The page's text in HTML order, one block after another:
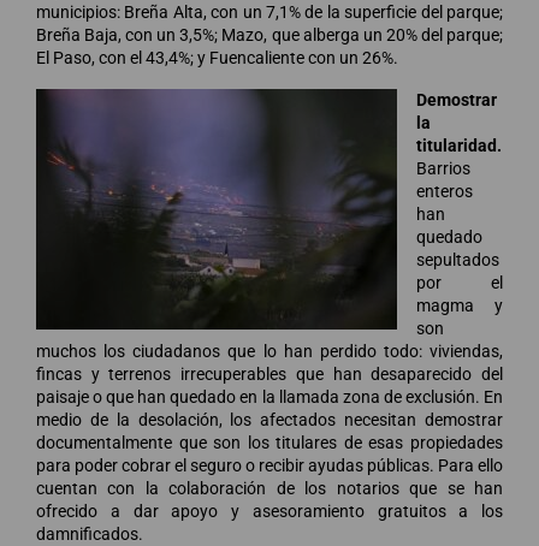
municipios: Breña Alta, con un 7,1% de la superficie del parque;
Breña Baja, con un 3,5%; Mazo, que alberga un 20% del parque;
El Paso, con el 43,4%; y Fuencaliente con un 26%.
Demostrar
la
titularidad.
Barrios
enteros
han
quedado
sepultados
por el
magma y
son
muchos los ciudadanos que lo han perdido todo: viviendas,
fincas y terrenos irrecuperables que han desaparecido del
paisaje o que han quedado en la llamada zona de exclusión. En
medio de la desolación, los afectados necesitan demostrar
documentalmente que son los titulares de esas propiedades
para poder cobrar el seguro o recibir ayudas públicas. Para ello
cuentan con la colaboración de los notarios que se han
ofrecido a dar apoyo y asesoramiento gratuitos a los
damnificados.